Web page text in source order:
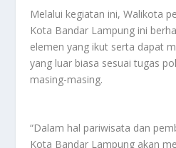
Melalui kegiatan ini, Walikota
Kota Bandar Lampung ini
elemen yang ikut serta dapat
yang luar biasa sesuai tugas
masing-masing.
“Dalam hal pariwisata dan
Kota Bandar Lampung akan